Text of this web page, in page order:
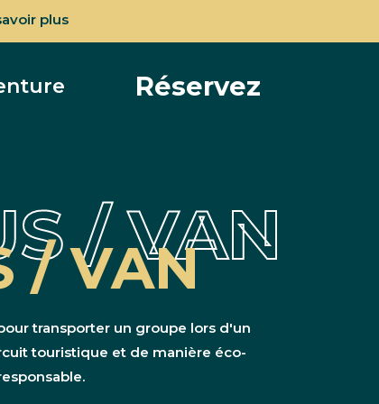
plus
Réservez
/ VAN
/ VAN
transporter un groupe lors d'un
touristique et de manière éco-